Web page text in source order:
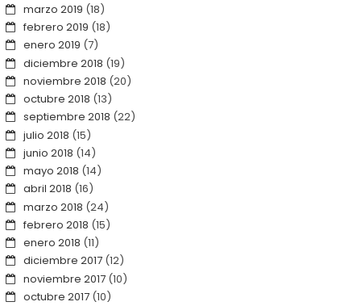
marzo 2019 (18)
febrero 2019 (18)
enero 2019 (7)
diciembre 2018 (19)
noviembre 2018 (20)
octubre 2018 (13)
septiembre 2018 (22)
julio 2018 (15)
junio 2018 (14)
mayo 2018 (14)
abril 2018 (16)
marzo 2018 (24)
febrero 2018 (15)
enero 2018 (11)
diciembre 2017(12)
noviembre 2017(10)
octubre 2017(10)